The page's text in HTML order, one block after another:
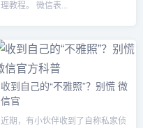
理教程。 微信表...
收到自己的“不雅照”？别慌 微
信官
近期，有小伙伴收到了自称私家侦